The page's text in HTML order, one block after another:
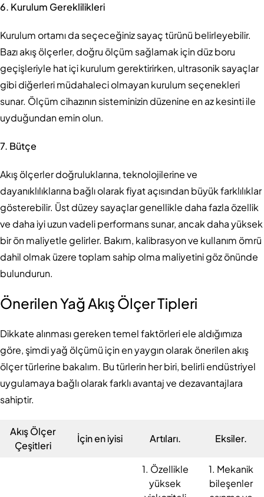
6. Kurulum Gereklilikleri
Kurulum ortamı da seçeceğiniz sayaç türünü belirleyebilir.
Bazı akış ölçerler, doğru ölçüm sağlamak için düz boru
geçişleriyle hat içi kurulum gerektirirken, ultrasonik sayaçlar
gibi diğerleri müdahaleci olmayan kurulum seçenekleri
sunar. Ölçüm cihazının sisteminizin düzenine en az kesinti ile
uyduğundan emin olun.
7. Bütçe
Akış ölçerler doğruluklarına, teknolojilerine ve
dayanıklılıklarına bağlı olarak fiyat açısından büyük farklılıklar
gösterebilir. Üst düzey sayaçlar genellikle daha fazla özellik
ve daha iyi uzun vadeli performans sunar, ancak daha yüksek
bir ön maliyetle gelirler. Bakım, kalibrasyon ve kullanım ömrü
dahil olmak üzere toplam sahip olma maliyetini göz önünde
bulundurun.
Önerilen Yağ Akış Ölçer Tipleri
Dikkate alınması gereken temel faktörleri ele aldığımıza
göre, şimdi yağ ölçümü için en yaygın olarak önerilen akış
ölçer türlerine bakalım. Bu türlerin her biri, belirli endüstriyel
uygulamaya bağlı olarak farklı avantaj ve dezavantajlara
sahiptir.
Akış Ölçer
Çeşitleri
İçin en iyisi Artıları. Eksiler.
1. Özellikle
yüksek
1. Mekanik
bileşenler